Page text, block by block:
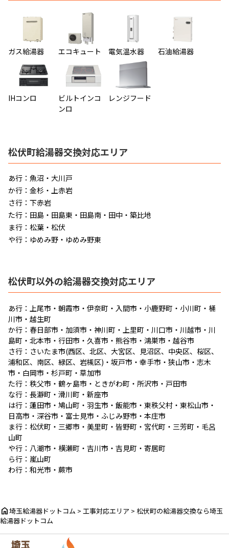
ガス給湯器 エコキュート 電気温水器 石油給湯器
IHコンロ
ビルトインコ
ンロ
レンジフード
松伏町給湯器交換対応エリア
あ行：魚沼・大川戸
か行：金杉・上赤岩
さ行：下赤岩
た行：田島・田島東・田島南・田中・築比地
ま行：松葉・松伏
や行：ゆめみ野・ゆめみ野東
松伏町以外の給湯器交換対応エリア
あ行： 上尾市 ・ 朝霞市 ・ 伊奈町 ・ 入間市 ・ 小鹿野町 ・ 小川町 ・ 桶
川市 ・ 越生町
か行： 春日部市 ・ 加須市 ・ 神川町 ・ 上里町 ・ 川口市 ・ 川越市 ・ 川
島町 ・ 北本市 ・ 行田市 ・ 久喜市 ・ 熊谷市 ・ 鴻巣市 ・ 越谷市
さ行：さいたま市(西区、北区、大宮区、見沼区、中央区、桜区、
浦和区、南区、緑区、岩槻区) ・ 坂戸市 ・ 幸手市 ・ 狭山市 ・ 志木
市 ・ 白岡市 ・ 杉戸町 ・ 草加市
た行： 秩父市 ・ 鶴ヶ島市 ・ ときがわ町 ・ 所沢市 ・ 戸田市
な行： 長瀞町 ・ 滑川町 ・ 新座市
は行： 蓮田市 ・ 鳩山町 ・ 羽生市 ・ 飯能市 ・ 東秩父村 ・ 東松山市 ・
日高市 ・ 深谷市 ・ 富士見市 ・ ふじみ野市 ・ 本庄市
ま行：松伏町・ 三郷市 ・ 美里町 ・ 皆野町 ・ 宮代町 ・ 三芳町 ・ 毛呂
山町
や行： 八潮市 ・ 横瀬町 ・ 吉川市 ・ 吉見町 ・ 寄居町
ら行： 嵐山町
わ行： 和光市 ・ 蕨市
home埼玉給湯器ドットコム > 工事対応エリア > 松伏町の給湯器交換なら埼玉
給湯器ドットコム